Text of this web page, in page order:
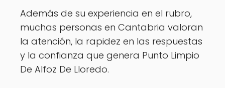
Además de su experiencia en el rubro,
muchas personas en Cantabria valoran
la atención, la rapidez en las respuestas
y la confianza que genera Punto Limpio
De Alfoz De Lloredo.